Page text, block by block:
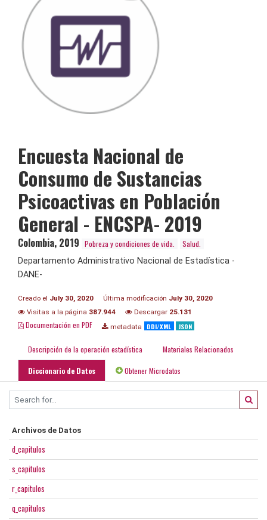
Encuesta Nacional de
Consumo de Sustancias
Psicoactivas en Población
General - ENCSPA- 2019
Colombia, 2019 Pobreza y condiciones de vida.
Salud.
Departamento Administrativo Nacional de Estadística -
DANE-
Creado el July 30, 2020 Última modificación July 30, 2020
Visitas a la página 387.944 Descargar 25.131
Documentación en PDF metadata DDI/XML JSON
Descripción de la operación estadística Materiales Relacionados
Diccionario de Datos Obtener Microdatos
Archivos de Datos
d_capitulos
s_capitulos
r_capitulos
q_capitulos